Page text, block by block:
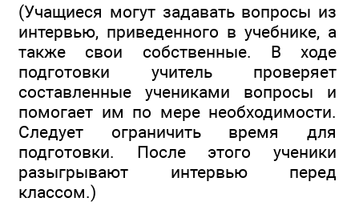
(Учащиеся могут задавать вопросы из
интервью, приведенного в учебнике, а
также свои собственные. В ходе
подготовки учитель проверяет
составленные учениками вопросы и
помогает им по мере необходимости.
Следует ограничить время для
подготовки. После этого ученики
разыгрывают интервью перед
классом.)